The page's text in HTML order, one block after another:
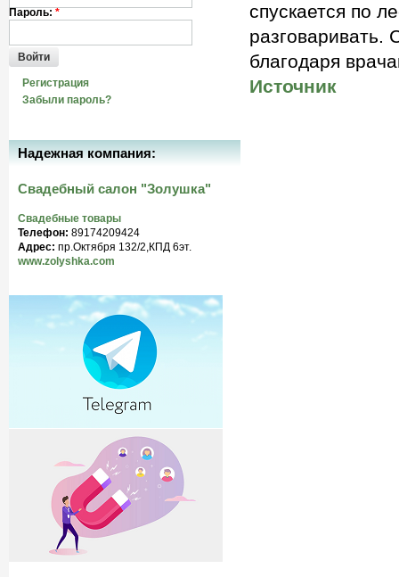
спускается по
разговаривать.
благодаря
Источник
Пароль: *
Войти
Регистрация
Забыли пароль?
Надежная компания:
Свадебный салон "Золушка"
Свадебные товары
Телефон: 89174209424
Адрес: пр.Октября 132/2,КПД 6эт.
www.zolyshka.com